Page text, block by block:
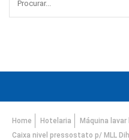
Home Hotelaria Máquina lavar
Caixa nivel pressostato p/ MLL